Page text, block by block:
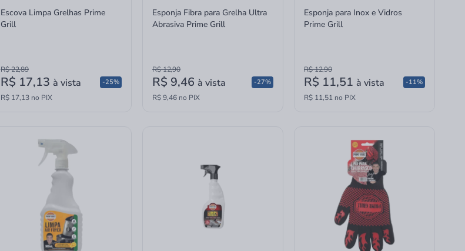
Escova Limpa Grelhas Prime
Grill
R$ 22,89
R$ 17,13 à vista
R$ 17,13 no PIX
-25%
Esponja Fibra para Grelha Ultra
Abrasiva Prime Grill
R$ 12,90
R$ 9,46 à vista
R$ 9,46 no PIX
-27%
Esponja para Inox e Vidros
Prime Grill
R$ 12,90
R$ 11,51 à vista
R$ 11,51 no PIX
-11%